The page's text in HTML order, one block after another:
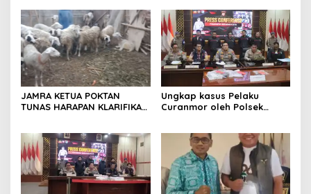
Desa Silebu Kec .Kragilan
JAMRA KETUA POKTAN
TUNAS HARAPAN KLARIFIKASI
Ungkap kasus Pelaku
Curanmor oleh Polsek